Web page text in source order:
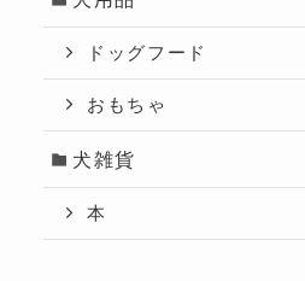
ドッグフード
おもちゃ
犬雑貨
本